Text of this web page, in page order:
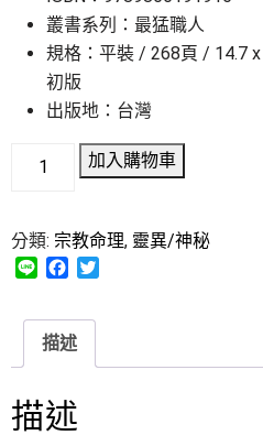
叢書系列：最猛職人
規格：平裝 / 268頁 / 14.7
初版
出版地：台灣
加入購物車
分類: 宗教命理, 靈異/神秘
e
e
b
o
k
描述
描述